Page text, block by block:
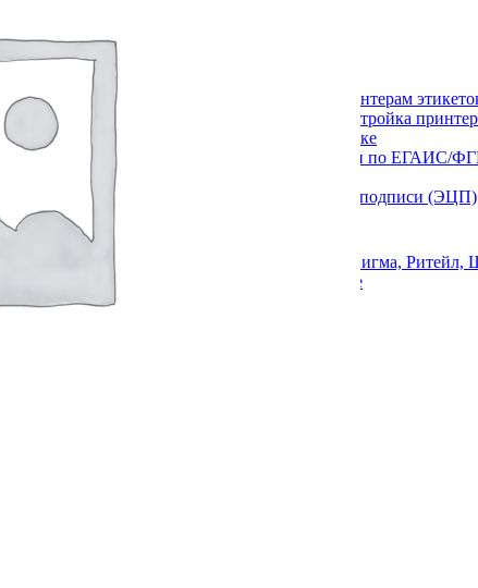
этикетка
Услуги по принтерам
Услуги по маркировке
Услуги по ЕГАИС/
Услуги по эквайрингу
Услуги по электронной подписи (ЭЦП)
Услуги по маркировке